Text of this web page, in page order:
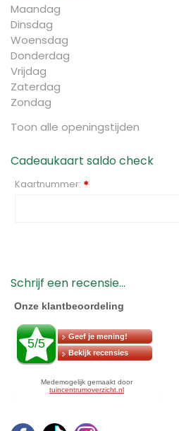
Maandag
Dinsdag
Woensdag
Donderdag
Vrijdag
Zaterdag
Zondag
Toon alle openingstijden
Cadeaukaart saldo check
Kaartnummer: *
Schrijf een recensie...